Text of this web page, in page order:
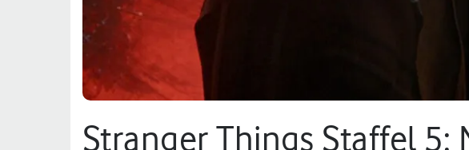
Stranger Things Staffel 5: